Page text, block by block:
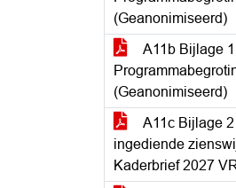
(Geanonimiseerd)
A11b Bijlage 1
(Geanonimiseerd)
A11c Bijlage
ingediende
Kaderbrief 2027